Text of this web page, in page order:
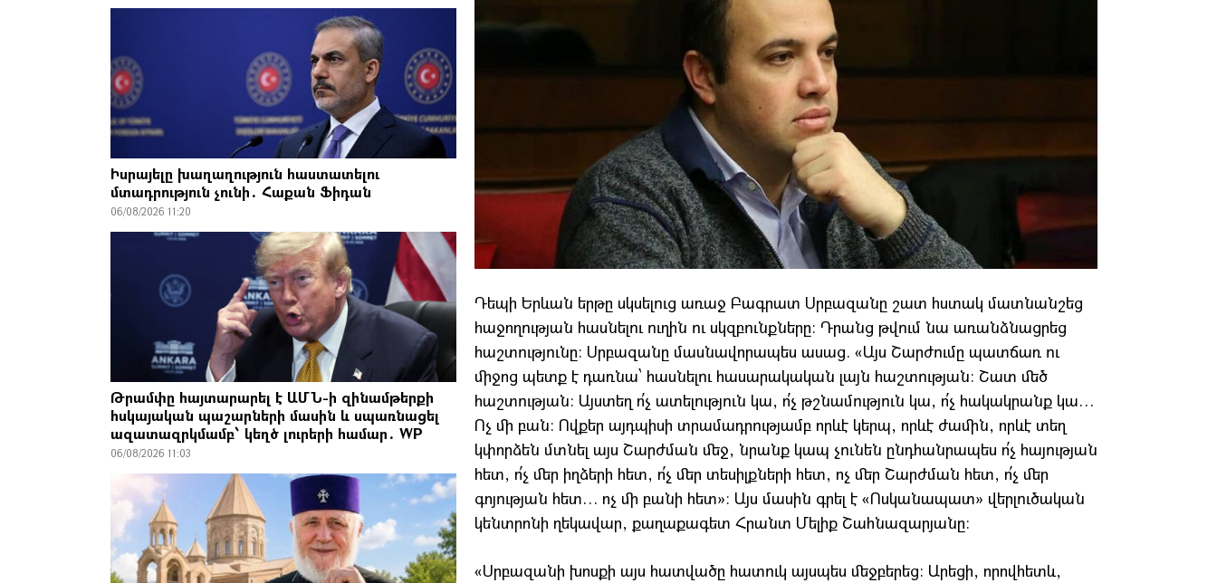
Իսրայելը խաղաղություն հաստատելու
մտադրություն չունի․ Հաքան Ֆիդան
06/08/2026 11:20
Թրամփը հայտարարել է ԱՄՆ-ի զինամթերքի
հսկայական պաշարների մասին և սպառնացել
ազատազրկմամբ՝ կեղծ լուրերի համար․ WP
06/08/2026 11:03
Դեպի Երևան երթը սկսելուց առաջ Բագրատ Սրբազանը շատ հստակ մատնանշեց
հաջողության հասնելու ուղին ու սկզբունքները։ Դրանց թվում նա առանձնացրեց
հաշտությունը։ Սրբազանը մասնավորապես ասաց. «Այս Շարժումը պատճառ ու
միջոց պետք է դառնա՝ հասնելու հասարակական լայն հաշտության։ Շատ մեծ
հաշտության։ Այստեղ ո՛չ ատելություն կա, ո՛չ թշնամություն կա, ո՛չ հակակրանք կա…
Ոչ մի բան։ Ովքեր այդպիսի տրամադրությամբ որևէ կերպ, որևէ ժամին, որևէ տեղ
կփորձեն մտնել այս Շարժման մեջ, նրանք կապ չունեն ընդհանրապես ո՛չ հայության
հետ, ո՛չ մեր իղձերի հետ, ո՛չ մեր տեսիլքների հետ, ոչ մեր Շարժման հետ, ո՛չ մեր
գոյության հետ… ոչ մի բանի հետ»։ Այս մասին գրել է «Ոսկանապատ» վերլուծական
կենտրոնի ղեկավար, քաղաքագետ Հրանտ Մելիք Շահնազարյանը։
«Սրբազանի խոսքի այս հատվածը հատուկ այսպես մեջբերեց։ Արեցի, որովհետև,